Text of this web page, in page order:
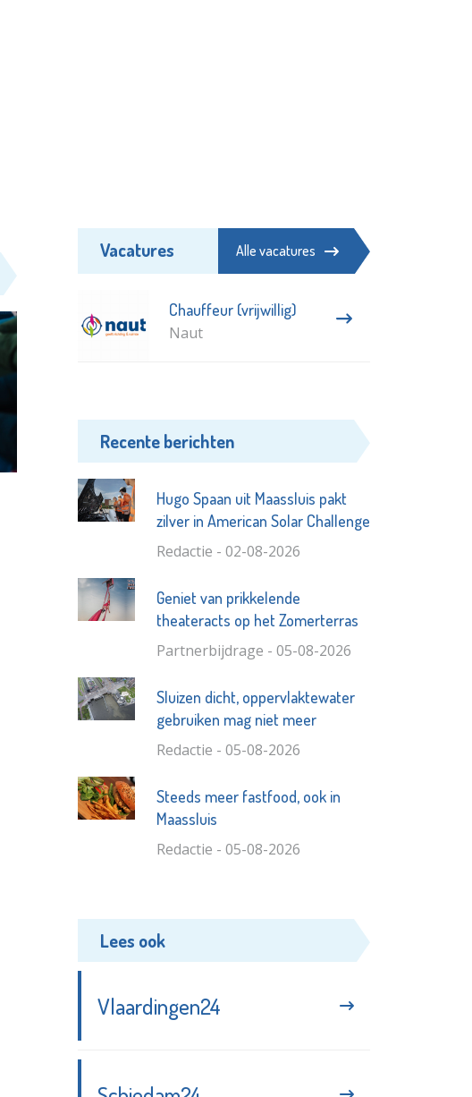
Vacatures Alle vacatures
Chauffeur (vrijwillig)
Naut
Recente berichten
Hugo Spaan uit Maassluis pakt
zilver in American Solar Challenge
Redactie - 02-08-2026
Geniet van prikkelende
theateracts op het Zomerterras
Partnerbijdrage - 05-08-2026
Sluizen dicht, oppervlaktewater
gebruiken mag niet meer
Redactie - 05-08-2026
Steeds meer fastfood, ook in
Maassluis
Redactie - 05-08-2026
Lees ook
Vlaardingen24